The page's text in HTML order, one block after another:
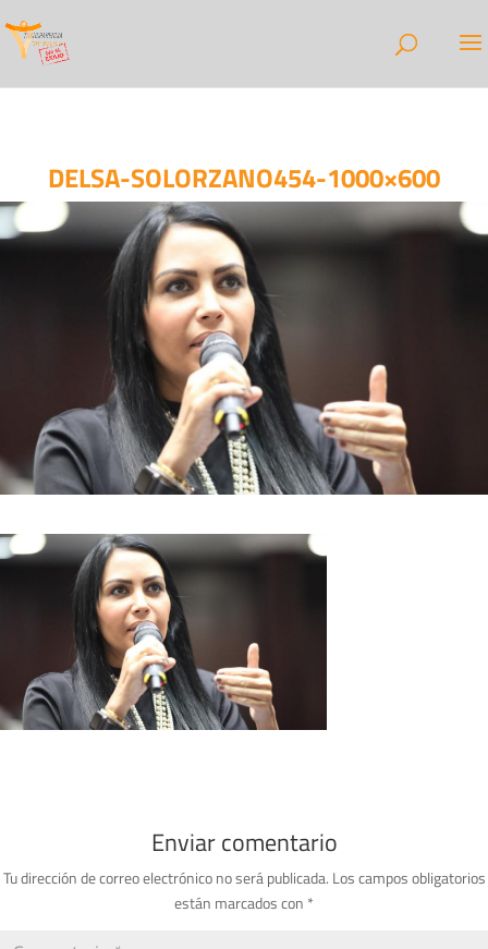
DELSA-SOLORZANO454-1000×600
Enviar comentario
Tu dirección de correo electrónico no será publicada. Los campos obligatorios
están marcados con *